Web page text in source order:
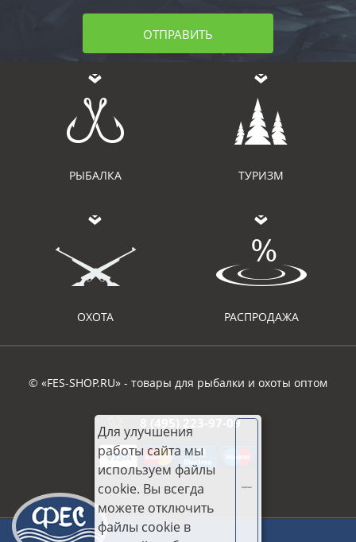
ОТПРАВИТЬ
РЫБАЛКА ТУРИЗМ
ОХОТА РАСПРОДАЖА
© «FES-SHOP.RU» - товары для рыбалки и охоты оптом
8 (495) 223-97-09
Для улучшения
работы сайта мы
используем файлы
cookie. Вы всегда
можете отключить
файлы cookie в
Хорошо